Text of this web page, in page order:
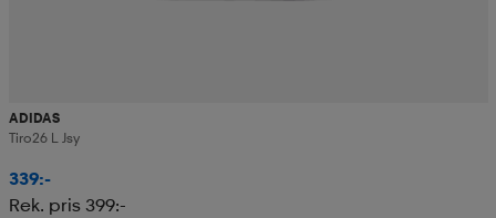
ADIDAS
Tiro26 L Jsy
339:-
Rek. pris 399:-